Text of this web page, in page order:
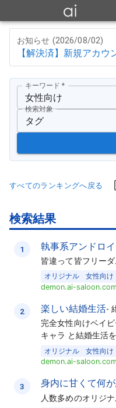
お知らせ (2026/08/02)
【解決済】新規アカ
キーワード *
検索対象
タグ
すべてのランキングへ戻る
検索結果
1 執事系アンドロ
皆違って皆フリー
オリジナル
女性向け
demon.ai-
2 楽しい結婚生活-
完全女性向けベイ
キャラ と結婚生活
オリジナル 女性向け
demon.ai-
3 身内に甘くて何が
人数多めのオリジ